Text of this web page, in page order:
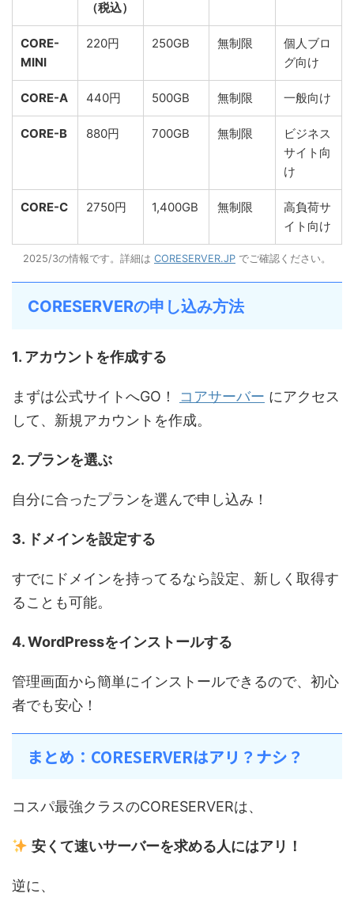
（税込）
CORE-
MINI
220円 250GB 無制限
個人ブロ
グ向け
CORE-A 440円 500GB 無制限 一般向け
CORE-B 880円 700GB 無制限
ビジネス
サイト向
け
CORE-C 2750円 1,400GB 無制限
高負荷サ
イト向け
2025/3の情報です。詳細は CORESERVER.JP でご確認ください。
CORESERVERの申し込み方法
1. アカウントを作成する
まずは公式サイトへGO！ コアサーバー にアクセス
して、新規アカウントを作成。
2. プランを選ぶ
自分に合ったプランを選んで申し込み！
3. ドメインを設定する
すでにドメインを持ってるなら設定、新しく取得す
ることも可能。
4. WordPressをインストールする
管理画面から簡単にインストールできるので、初心
者でも安心！
まとめ：CORESERVERはアリ？ナシ？
コスパ最強クラスのCORESERVERは、
安くて速いサーバーを求める人にはアリ！
逆に、